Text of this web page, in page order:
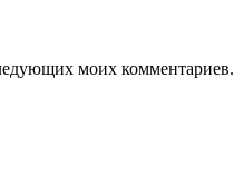
моих комментариев.